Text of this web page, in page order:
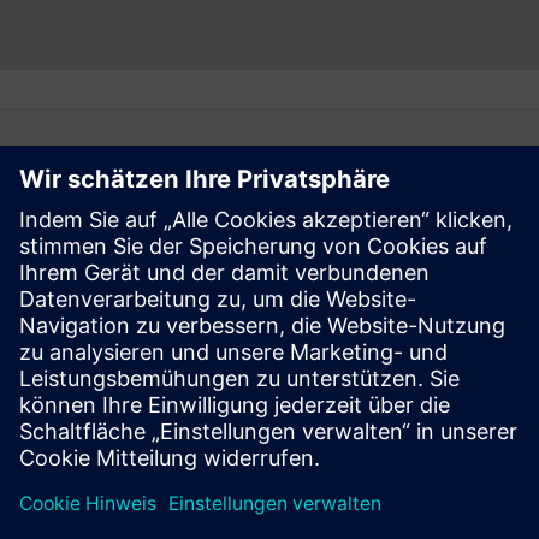
Follow
Press | Company | Siemens
© Siemens 1996 – 2026
Corporate Information
Privacy Notice
Cookie Notice